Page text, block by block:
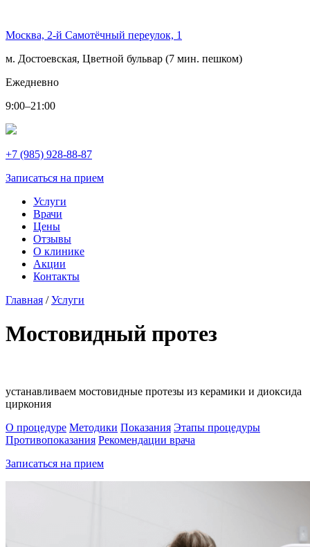
Москва, 2-й Самотёчный переулок, 1
м. Достоевская, Цветной бульвар (7 мин. пешком)
Ежедневно
9:00–21:00
+7 (985) 928-88-87
Записаться на прием
Услуги
Врачи
Цены
Отзывы
О клинике
Акции
Контакты
Главная /Услуги
Мостовидный протез
устанавливаем мостовидные протезы из керамики и диоксида
циркония
О процедуре Методики Показания Этапы процедуры
Противопоказания Рекомендации врача
Записаться на прием